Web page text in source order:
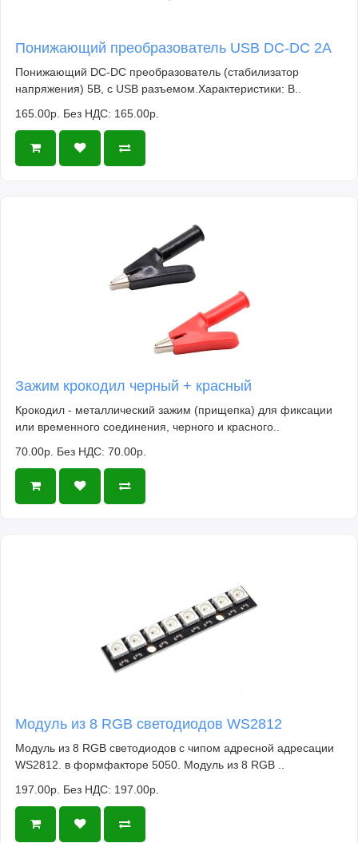
Понижающий преобразователь USB DC-DC 2A
Понижающий DC-DC преобразователь (стабилизатор
напряжения) 5В, с USB разъемом.Характеристики: В..
165.00р. Без НДС: 165.00р.
Зажим крокодил черный + красный
Крокодил - металлический зажим (прищепка) для фиксации
или временного соединения, черного и красного..
70.00р. Без НДС: 70.00р.
Модуль из 8 RGB светодиодов WS2812
Модуль из 8 RGB светодиодов с чипом адресной адресации
WS2812. в формфакторе 5050. Модуль из 8 RGB ..
197.00р. Без НДС: 197.00р.